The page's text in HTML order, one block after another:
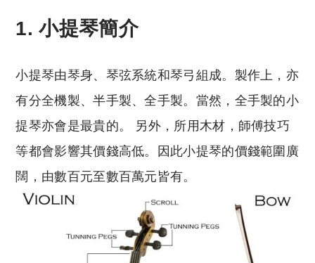
1. 小提琴簡介
小提琴由琴身、琴弦系統和琴弓組成。製作上，亦
有分全機製、半手製、全手製。當然，全手製的小
提琴亦會是最貴的。 另外，所用木材，師傅技巧
等都會影響其價錢高低。因此小提琴的價錢範圍廣
闊，由數百元至數百萬元皆有。